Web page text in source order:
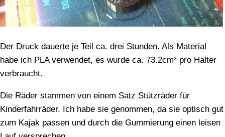
Der Druck dauerte je Teil ca. drei Stunden. Als Material
habe ich PLA verwendet, es wurde ca. 73.2cm³ pro Halter
verbraucht.
Die Räder stammen von einem Satz Stützräder für
Kinderfahrräder. Ich habe sie genommen, da sie optisch gut
zum Kajak passen und durch die Gummierung einen leisen